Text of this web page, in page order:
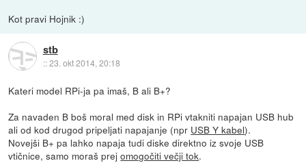
Kot pravi Hojnik :)
stb
::23. okt 2014, 20:18
Kateri model RPi-ja pa imaš, B ali B+?
Za navaden B boš moral med disk in RPi vtakniti napajan USB hub
ali od kod drugod pripeljati napajanje (npr USB Y kabel).
Novejši B+ pa lahko napaja tudi diske direktno iz svoje USB
vtičnice, samo moraš prejomogočiti večji tok.